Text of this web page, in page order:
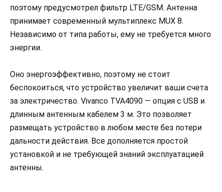
поэтому предусмотрел фильтр LTE/GSM. Антенна
принимает современный мультиплекс MUX 8.
Независимо от типа работы, ему не требуется много
энергии.
Оно энергоэффективно, поэтому не стоит
беспокоиться, что устройство увеличит ваши счета
за электричество. Vivanco TVA4090 — опция с USB и
длинным антенным кабелем 3 м. Это позволяет
размещать устройство в любом месте без потери
дальности действия. Все дополняется простой
установкой и не требующей знаний эксплуатацией
антенны.